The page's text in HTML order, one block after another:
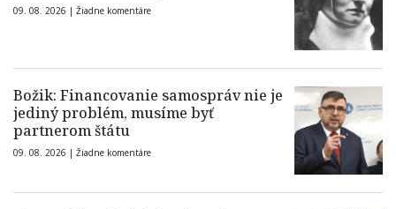
09. 08. 2026 | Žiadne komentáre
Božik: Financovanie samospráv nie je
jediný problém, musíme byť
partnerom štátu
09. 08. 2026 | Žiadne komentáre